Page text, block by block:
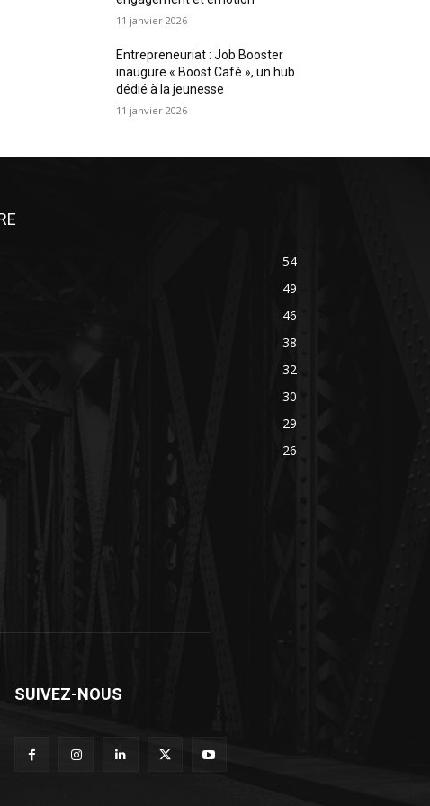
11 janvier 2026
Entrepreneuriat : Job Booster
inaugure « Boost Café », un hub
dédié à la jeunesse
11 janvier 2026
54
49
46
38
32
30
29
26
SUIVEZ-NOUS